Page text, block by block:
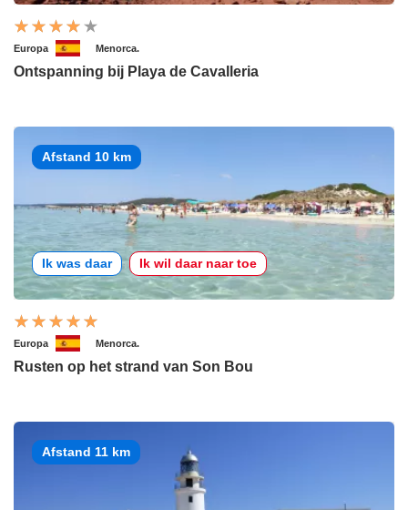
Europa Menorca.
Ontspanning bij Playa de Cavalleria
Afstand 10 km
Ik was daar Ik wil daar naar toe
Europa Menorca.
Rusten op het strand van Son Bou
Afstand 11 km